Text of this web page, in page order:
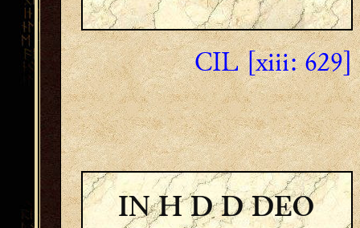
CIL [xiii: 629]
IN H D D DEO